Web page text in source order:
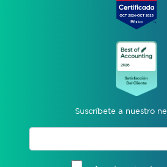
Suscríbete a nuestro